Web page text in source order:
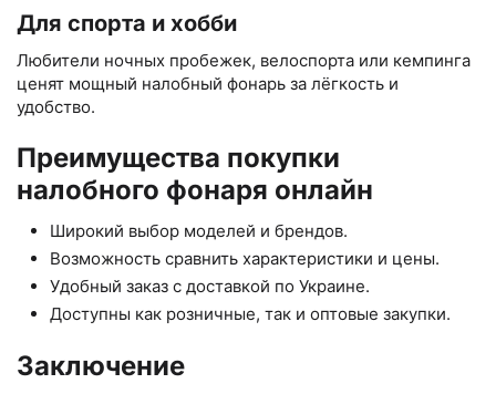
Для спорта и хобби
Любители ночных пробежек, велоспорта или кемпинга
ценят мощный налобный фонарь за лёгкость и
удобство.
Преимущества покупки
налобного фонаря онлайн
Широкий выбор моделей и брендов.
Возможность сравнить характеристики и цены.
Удобный заказ с доставкой по Украине.
Доступны как розничные, так и оптовые закупки.
Заключение